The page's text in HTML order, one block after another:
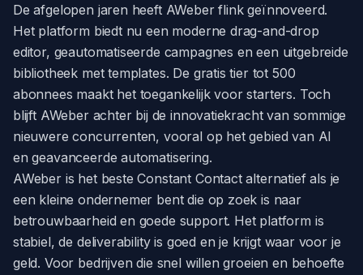
De afgelopen jaren heeft AWeber flink geïnnoveerd.
Het platform biedt nu een moderne drag-and-drop
editor, geautomatiseerde campagnes en een uitgebreide
bibliotheek met templates. De gratis tier tot 500
abonnees maakt het toegankelijk voor starters. Toch
blijft AWeber achter bij de innovatiekracht van sommige
nieuwere concurrenten, vooral op het gebied van AI
en geavanceerde automatisering.
AWeber is het beste Constant Contact alternatief als je
een kleine ondernemer bent die op zoek is naar
betrouwbaarheid en goede support. Het platform is
stabiel, de deliverability is goed en je krijgt waar voor je
geld. Voor bedrijven die snel willen groeien en behoefte